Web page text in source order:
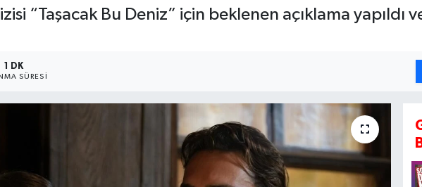
“Taşacak Bu Deniz” için beklenen açıklama yapıldı
1 DK
SÜRESI